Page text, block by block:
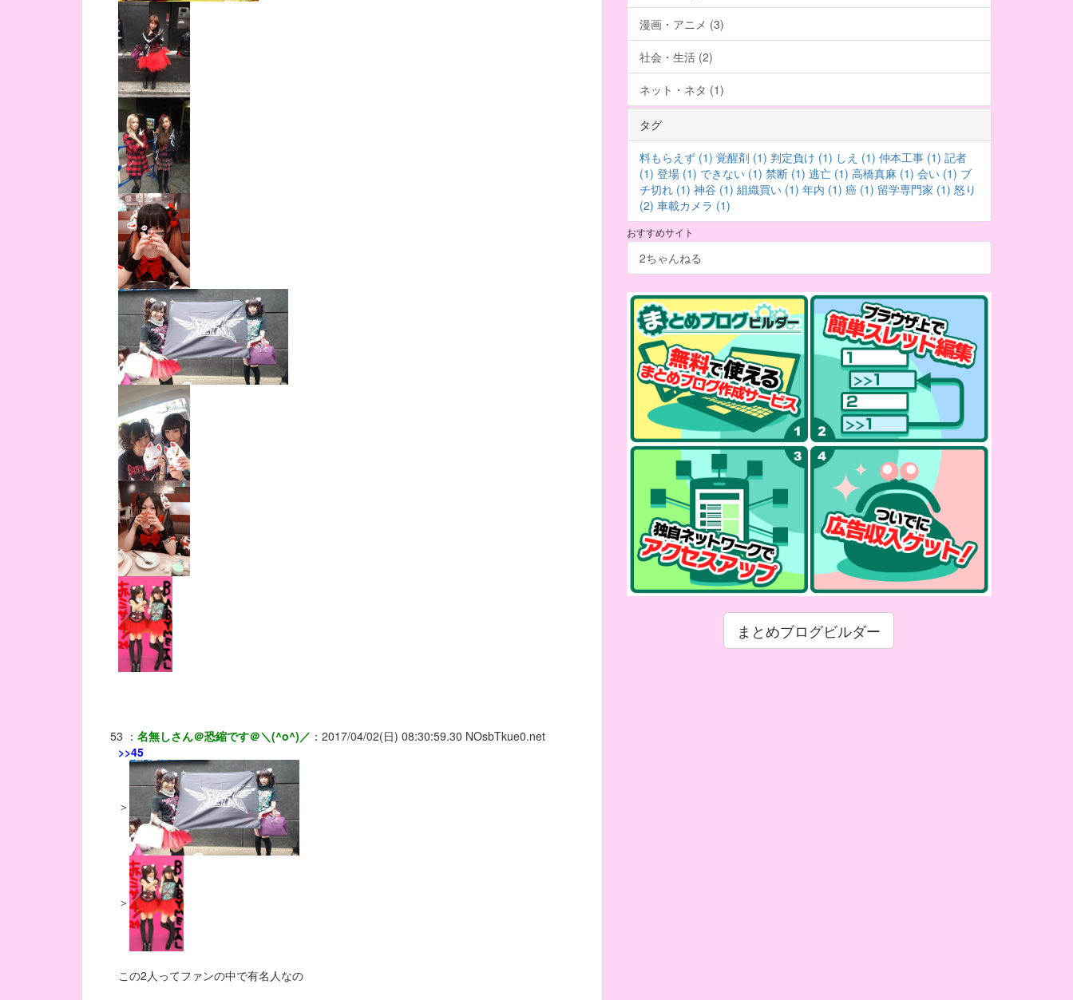
53 ： 名無しさん＠恐縮です＠＼(^o^)／ ： 2017/04/02(日) 08:30:59.30 NOsbTkue0.net
>>45
＞
＞
この2人ってファンの中で有名人なの
漫画・アニメ (3)
社会・生活 (2)
ネット・ネタ (1)
タグ
料もらえず (1) 覚醒剤 (1) 判定負け (1) しえ (1) 仲本工事 (1) 記者
(1) 登場 (1) できない (1) 禁断 (1) 逃亡 (1) 高橋真麻 (1) 会い (1) ブ
チ切れ (1) 神谷 (1) 組織買い (1) 年内 (1) 癌 (1) 留学専門家 (1) 怒り
(2) 車載カメラ (1)
おすすめサイト
2ちゃんねる
まとめブログビルダー